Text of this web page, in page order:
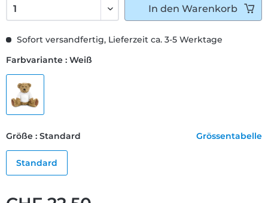
Sofort versandfertig, Lieferzeit ca. 3-5 Werktage
Farbvariante : Weiß
Größe : Standard Grössentabelle
Standard
In den Warenkorb